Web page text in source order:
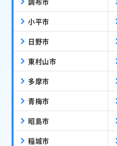
小平市
日野市
東村山市
多摩市
青梅市
昭島市
稲城市